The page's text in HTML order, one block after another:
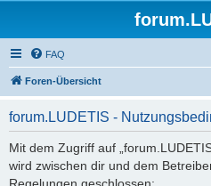
FAQ
Foren-Übersicht
forum.LUDETIS -
Mit dem Zugriff auf
wird zwischen dir und dem